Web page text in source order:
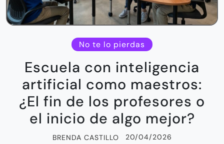
No te lo pierdas
Escuela con inteligencia
artificial como maestros:
¿El fin de los profesores o
el inicio de algo mejor?
BRENDA CASTILLO 20/04/2026